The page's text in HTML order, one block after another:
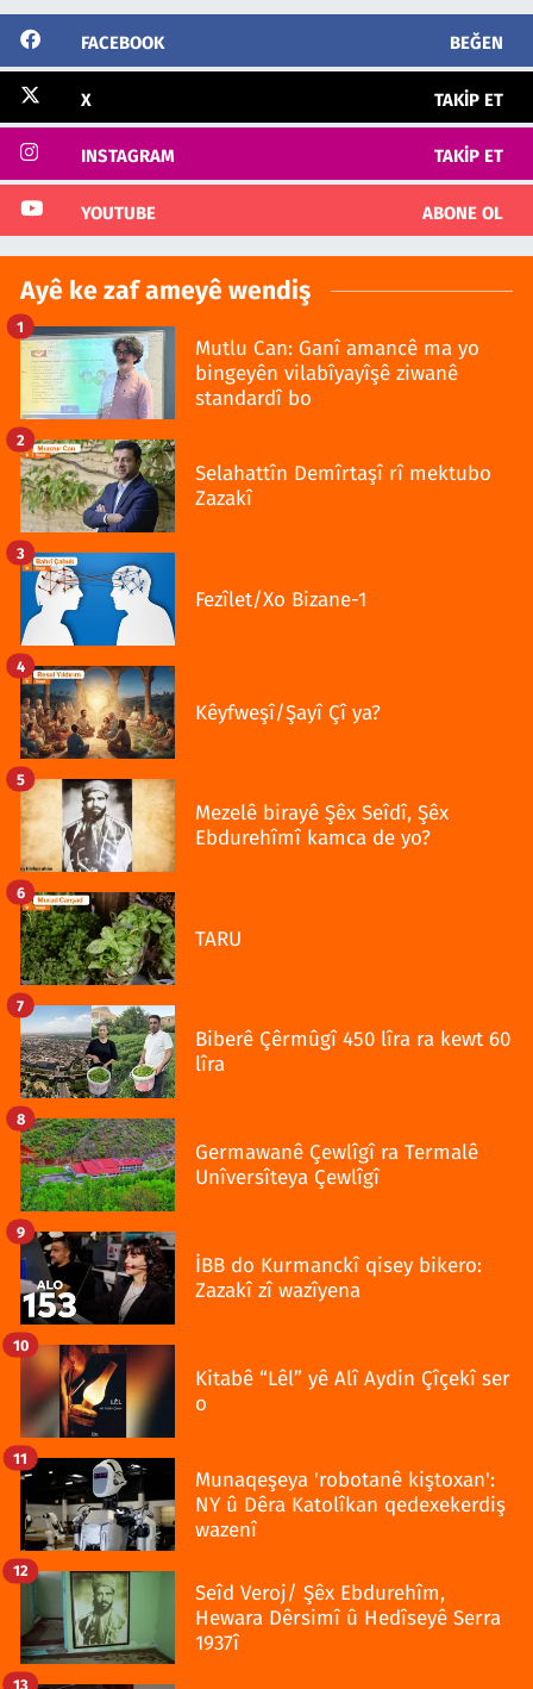
FACEBOOK BEĞEN
X TAKIP ET
INSTAGRAM TAKIP ET
YOUTUBE ABONE OL
Ayê ke zaf ameyê wendiş
Mutlu Can: Ganî amancê ma yo
bingeyên vilabîyayîşê ziwanê
standardî bo
1
Selahattîn Demîrtaşî rî mektubo
Zazakî
2
Fezîlet/Xo Bizane-1
3
Kêyfweşî/Şayî Çî ya?
4
Mezelê birayê Şêx Seîdî, Şêx
Ebdurehîmî kamca de yo?
5
TARU
6
Biberê Çêrmûgî 450 lîra ra kewt 60
lîra
7
Germawanê Çewlîgî ra Termalê
Unîversîteya Çewlîgî
8
İBB do Kurmanckî qisey bikero:
Zazakî zî wazîyena
9
Kitabê “Lêl” yê Alî Aydin Çîçekî ser
o
10
Munaqeşeya 'robotanê kiştoxan':
NY û Dêra Katolîkan qedexekerdiş
wazenî
11
Seîd Veroj/ Şêx Ebdurehîm,
Hewara Dêrsimî û Hedîseyê Serra
1937î
12
13